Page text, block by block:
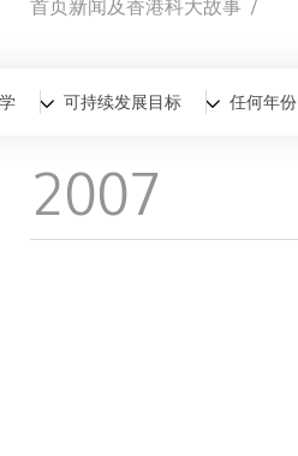
面
包
屑
首页新闻及香港科大故事
全部新闻香港科大故事
可持续发展目标 任何年份
2007